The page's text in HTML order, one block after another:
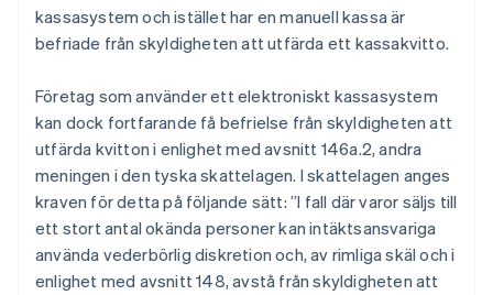
kassasystem och istället har en manuell kassa är
befriade från skyldigheten att utfärda ett kassakvitto.
Företag som använder ett elektroniskt kassasystem
kan dock fortfarande få befrielse från skyldigheten att
utfärda kvitton i enlighet med avsnitt 146a.2, andra
meningen i den tyska skattelagen. I skattelagen anges
kraven för detta på följande sätt: ”I fall där varor säljs till
ett stort antal okända personer kan intäktsansvariga
använda vederbörlig diskretion och, av rimliga skäl och i
enlighet med avsnitt 148, avstå från skyldigheten att